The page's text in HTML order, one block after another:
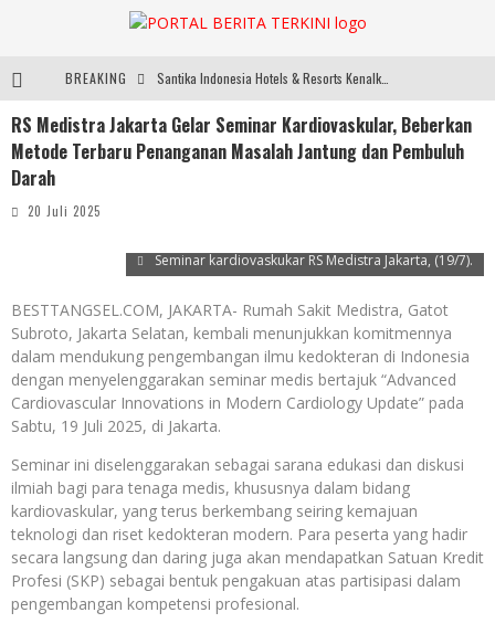
BREAKING Santika Indonesia Hotels & Resorts Kenalkan Dunia Perhotelan Kepada Anak-anak Asuhan SOS Children’s Villages di Indonesia
SMARTFREN Luncurkan Unlimited 5G Tanpa Batas di Semarang, Dukung Kebutuhan Digital Masyarakat
RS Medistra Jakarta Gelar Seminar Kardiovaskular, Beberkan
Metode Terbaru Penanganan Masalah Jantung dan Pembuluh
Darah
20 Juli 2025
Seminar kardiovaskukar RS Medistra Jakarta, (19/7).
BESTTANGSEL.COM, JAKARTA- Rumah Sakit Medistra, Gatot
Subroto, Jakarta Selatan, kembali menunjukkan komitmennya
dalam mendukung pengembangan ilmu kedokteran di Indonesia
dengan menyelenggarakan seminar medis bertajuk “Advanced
Cardiovascular Innovations in Modern Cardiology Update” pada
Sabtu, 19 Juli 2025, di Jakarta.
Seminar ini diselenggarakan sebagai sarana edukasi dan diskusi
ilmiah bagi para tenaga medis, khususnya dalam bidang
kardiovaskular, yang terus berkembang seiring kemajuan
teknologi dan riset kedokteran modern. Para peserta yang hadir
secara langsung dan daring juga akan mendapatkan Satuan Kredit
Profesi (SKP) sebagai bentuk pengakuan atas partisipasi dalam
pengembangan kompetensi profesional.